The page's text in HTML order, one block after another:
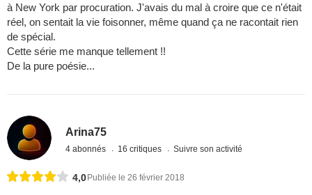
à New York par procuration. J'avais du mal à croire que ce n'était
réel, on sentait la vie foisonner, même quand ça ne racontait rien
de spécial.
Cette série me manque tellement !!
De la pure poésie...
Arina75
4 abonnés 16 critiques Suivre son activité
4,0 Publiée le 26 février 2018